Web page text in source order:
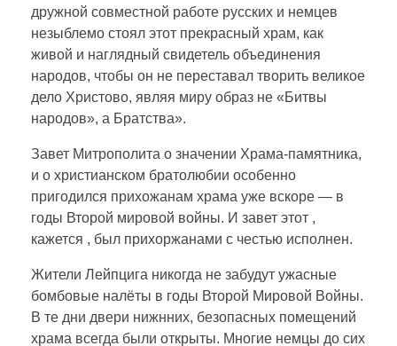
дружной совместной работе русских и немцев
незыблемо стоял этот прекрасный храм, как
живой и наглядный свидетель объединения
народов, чтобы он не переставал творить великое
дело Христово, являя миру образ не «Битвы
народов», а Братства».
Завет Митрополита о значении Храма-памятника,
и о христианском братолюбии особенно
пригодился прихожанам храма уже вскоре — в
годы Второй мировой войны. И завет этот ,
кажется , был прихоржанами с честью исполнен.
Жители Лейпцига никогда не забудут ужасные
бомбовые налёты в годы Второй Мировой Войны.
В те дни двери нижнних, безопасных помещений
храма всегда были открыты. Многие немцы до сих